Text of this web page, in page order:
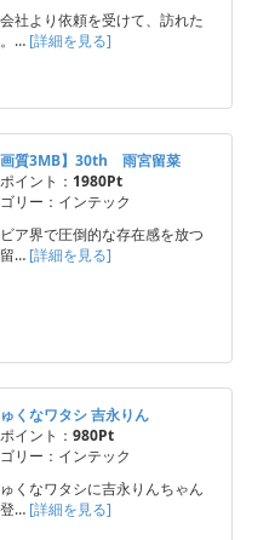
社より依頼を受けて、訪れた
… [詳細を見る]
画質3MB】30th 雨宮留菜
イント： 1980Pt
リー：インテック
ア界で圧倒的な存在感を放つ
… [詳細を見る]
くなワタシ 吉永りん
イント： 980Pt
リー：インテック
くなワタシに吉永りんちゃん
… [詳細を見る]